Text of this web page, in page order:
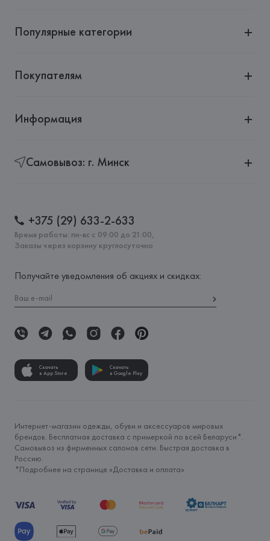
Популярные категории
Покупателям
Информация
Самовывоз: г. Минск
+375 (29) 633-2-633
Время работы: пн-вс с 09:00 до 21:00,
Заказы через корзину круглосуточно
Получайте уведомления об акциях и скидках:
Скачать
в App Store
Скачать
в Google Play
Интернет-магазин одежды, обуви и аксессуаров мировых
брендов. Бесплатная доставка с примеркой по всей Беларуси*.
Самовывоз из фирменных салонов сети. Быстрая доставка в
Россию.
*Подробнее на странице «Доставка и оплата»